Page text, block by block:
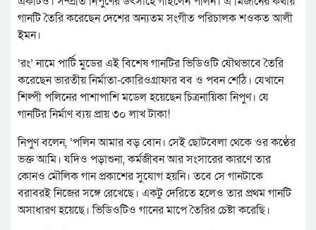
গানটি তৈরি করেছেন দেশের অন্যতম সংগীত পরিচালক শওকত আলী
ইমন।
‘রং’ নামে পার্টি মুডের এই বিশেষ গানটির ভিডিওটি যৌথভাবে তৈরি
করেছেন ভারতীয় নির্মাতা-কোরিওগ্রাফার বব ও পবন শেঠি। যেখানে
শিল্পী পলিনের পাশাপাশি মডেল হয়েছেন চিত্রনায়িকা নিপুণ। যে
গানটির নির্মাণ ব্যয় প্রায় ৩০ লাখ টাকা!
নিপুণ বলেন, ‘পলিন আমার বড় বোন। সেই ছোটবেলা থেকে ওর কণ্ঠের
ভক্ত আমি। যদিও পড়াশুনা, কর্মজীবন আর সংসারের কারণে তার
কোনও মৌলিক গান প্রকাশের সুযোগ হয়নি। তবে সে গানটাকে
বরাবরই নিজের সঙ্গে রেখেছে। একটু দেরিতে হলেও তার প্রথম গানটি
অসাধারণ হয়েছে। ভিডিওটিও গানের মাপে তৈরির চেষ্টা করেছি।